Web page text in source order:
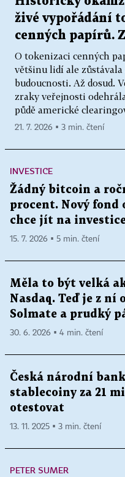
živé vypořádání
cenných papírů.
O tokenizaci cenných
většinu lidí ale
budoucnosti. Až dosud.
zraky veřejnosti
půdě americké
21. 7. 2026 ▪ 3 min. čtení
INVESTICE
Žádný bitcoin a
procent. Nový fond
chce jít na
15. 7. 2026 ▪ 5 min. čtení
Měla to být velká
Nasdaq. Teď je z ní
Solmate a prudký
30. 6. 2026 ▪ 4 min. čtení
Česká národní
stablecoiny za 21
otestovat
13. 11. 2025 ▪ 3 min. čtení
PETER SUMER